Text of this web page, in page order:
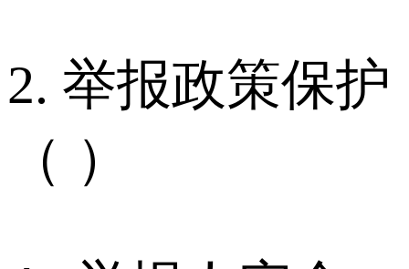
2. 举报政策保护
（ ）